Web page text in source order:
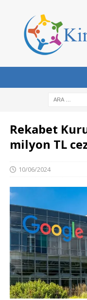
Rekabet
milyon TL
10/06/2024